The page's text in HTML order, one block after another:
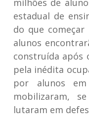
milhões de
estadual de
do que
alunos
construída após
pela inédita
por alunos
mobilizaram,
lutaram em